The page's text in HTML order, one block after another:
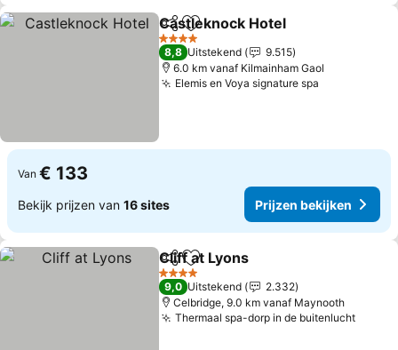
DelenToevoegen aan favorieten
Castleknock Hotel
4 Sterren
8,8 Uitstekend
9.515
6.0 km vanaf Kilmainham Gaol
Elemis en Voya signature spa
Van € 133
Bekijk prijzen van 16 sites Prijzen bekijken
DelenToevoegen aan favorieten
Cliff at Lyons
4 Sterren
9,0 Uitstekend
2.332
Celbridge, 9.0 km vanaf Maynooth
Thermaal spa-dorp in de buitenlucht